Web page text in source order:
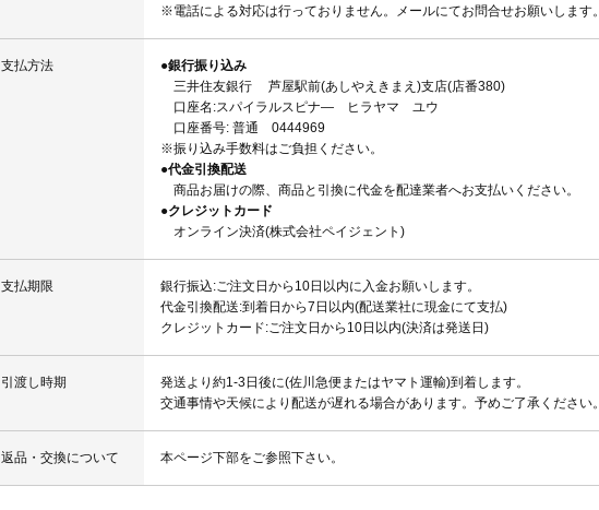
※電話による対応は行っておりません。メールにてお問合せお願いします。
支払方法
●銀行振り込み
三井住友銀行 芦屋駅前(あしやえきまえ)支店(店番380)
口座名:スパイラルスピナ― ヒラヤマ ユウ
口座番号: 普通 0444969
※振り込み手数料はご負担ください。
●代金引換配送
商品お届けの際、商品と引換に代金を配達業者へお支払いください。
●クレジットカード
オンライン決済(株式会社ペイジェント)
支払期限
銀行振込:ご注文日から10日以内に入金お願いします。
代金引換配送:到着日から7日以内(配送業社に現金にて支払)
クレジットカード:ご注文日から10日以内(決済は発送日)
引渡し時期
発送より約1-3日後に(佐川急便またはヤマト運輸)到着します。
交通事情や天候により配送が遅れる場合があります。予めご了承ください。
返品・交換について 本ページ下部をご参照下さい。